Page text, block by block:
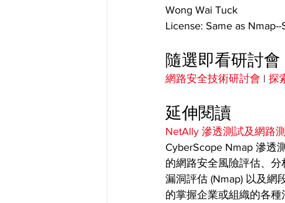
Wong Wai Tuck
License: Same as Nmap--
隨選即看研討會
網路安全技術研討會 | 探
延伸閱讀
NetAlly 滲透測試及網路
CyberScope Nmap 滲透
的網路安全風險評估、
漏洞評估 (Nmap) 以及網
的掌握企業或組織的各